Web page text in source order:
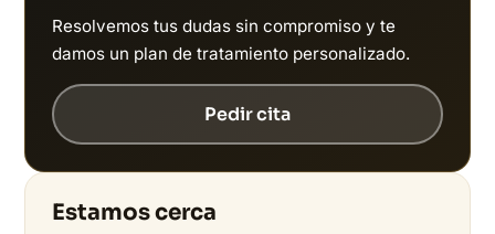
Resolvemos tus dudas sin compromiso y te
damos un plan de tratamiento personalizado.
Pedir cita
Estamos cerca